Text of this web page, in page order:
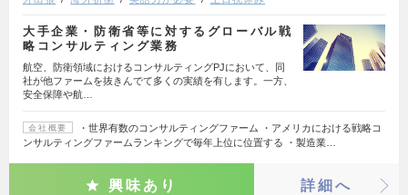
大手企業・防衛省等に対するグローバル戦
略コンサルティング業務
航空、防衛領域におけるコンサルティングPJにおいて、同
社が他ファームを抜きんでて多くの実績を有します。一方、
安全保障や航…
会社概要
・世界有数のコンサルティングファーム ・アメリカにおける戦略コ
ンサルティングファームランキングで毎年上位に位置する ・製造業…
興味あり 詳細へ